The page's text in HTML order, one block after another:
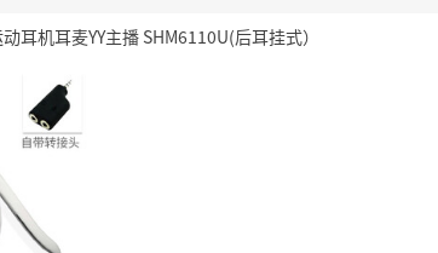
机耳麦YY主播 SHM6110U(后耳挂式）